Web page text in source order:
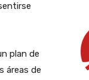
plan de
áreas de